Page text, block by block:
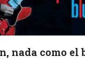
nada como el